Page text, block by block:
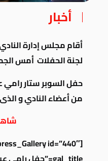
أخبار
أقام مجلس إدارة
لجنة الحفلات أمس الجمعة 2
حفل السوبر ستار
من أعضاء النادي و
id=”440″